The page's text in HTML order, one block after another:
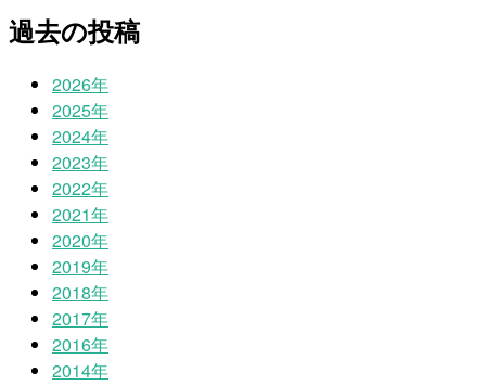
過去の投稿
2026年
2025年
2024年
2023年
2022年
2021年
2020年
2019年
2018年
2017年
2016年
2014年